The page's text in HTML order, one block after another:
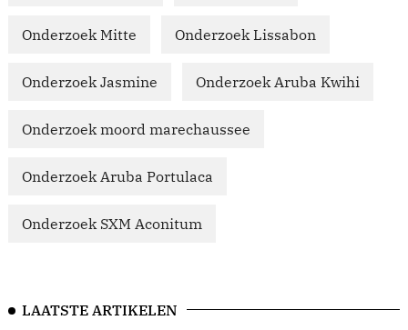
Onderzoek Mitte Onderzoek Lissabon
Onderzoek Jasmine Onderzoek Aruba Kwihi
Onderzoek moord marechaussee
Onderzoek Aruba Portulaca
Onderzoek SXM Aconitum
LAATSTE ARTIKELEN